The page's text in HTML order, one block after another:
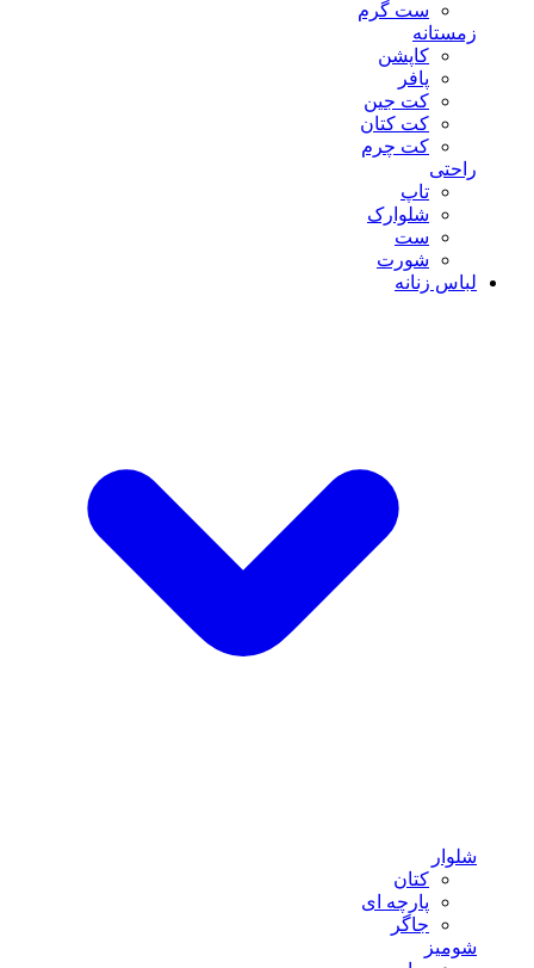
ست گرم
زمستانه
کاپشن
پافر
کت جین
کت کتان
کت چرم
راحتی
تاپ
شلوارک
ست
شورت
لباس زنانه
شلوار
کتان
پارچه ای
جاگر
شومیز